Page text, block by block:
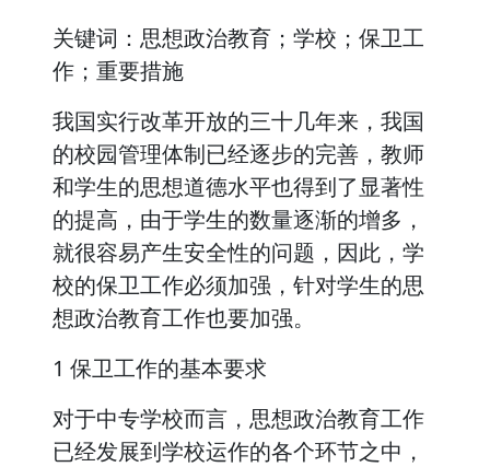
关键词：思想政治教育；学校；保卫工
作；重要措施
我国实行改革开放的三十几年来，我国
的校园管理体制已经逐步的完善，教师
和学生的思想道德水平也得到了显著性
的提高，由于学生的数量逐渐的增多，
就很容易产生安全性的问题，因此，学
校的保卫工作必须加强，针对学生的思
想政治教育工作也要加强。
1 保卫工作的基本要求
对于中专学校而言，思想政治教育工作
已经发展到学校运作的各个环节之中，